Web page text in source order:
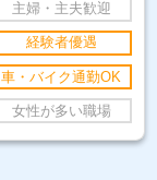
主婦・主夫歓迎
経験者優遇
車・バイク通勤OK
女性が多い職場